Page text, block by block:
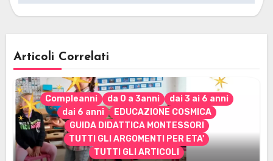
Articoli Correlati
Compleanni da 0 a 3anni
dai 3 ai 6 anni
dai 6 anni
EDUCAZIONE COSMICA
GUIDA DIDATTICA MONTESSORI
TUTTI GLI ARGOMENTI PER ETA'
TUTTI GLI ARTICOLI